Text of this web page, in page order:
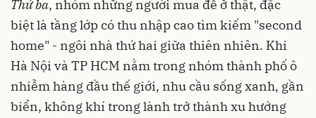
Thứ ba, nhóm những người mua để ở thật, đặc
biệt là tầng lớp có thu nhập cao tìm kiếm "second
home" - ngôi nhà thứ hai giữa thiên nhiên. Khi
Hà Nội và TP HCM nằm trong nhóm thành phố ô
nhiễm hàng đầu thế giới, nhu cầu sống xanh, gần
biển, không khí trong lành trở thành xu hướng